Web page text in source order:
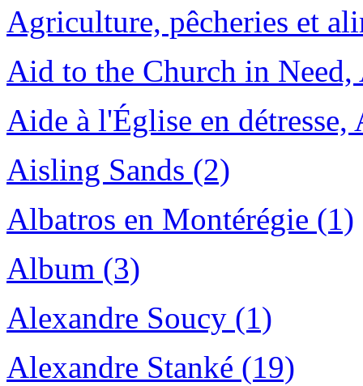
Agriculture, pêcheries et
Aid to the Church in Need,
Aide à l'Église en détresse,
Aisling Sands (2)
Albatros en Montérégie (1)
Album (3)
Alexandre Soucy (1)
Alexandre Stanké (19)